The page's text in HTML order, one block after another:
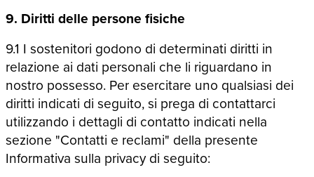
9. Diritti delle persone fisiche
9.1 I sostenitori godono di determinati diritti in
relazione ai dati personali che li riguardano in
nostro possesso. Per esercitare uno qualsiasi dei
diritti indicati di seguito, si prega di contattarci
utilizzando i dettagli di contatto indicati nella
sezione "Contatti e reclami" della presente
Informativa sulla privacy di seguito: